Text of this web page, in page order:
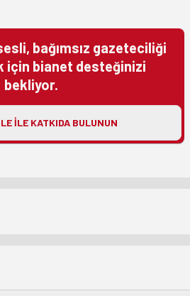
bağımsız gazeteciliği
için bianet desteğinizi
bekliyor.
ILE KATKIDA BULUNUN